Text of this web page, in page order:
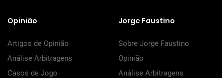
Opinião
Artigos de Opinião
Análise Arbitragens
Casos de Jogo
Jorge Faustino
Sobre Jorge Faustino
Opinião
Análise Arbitragens